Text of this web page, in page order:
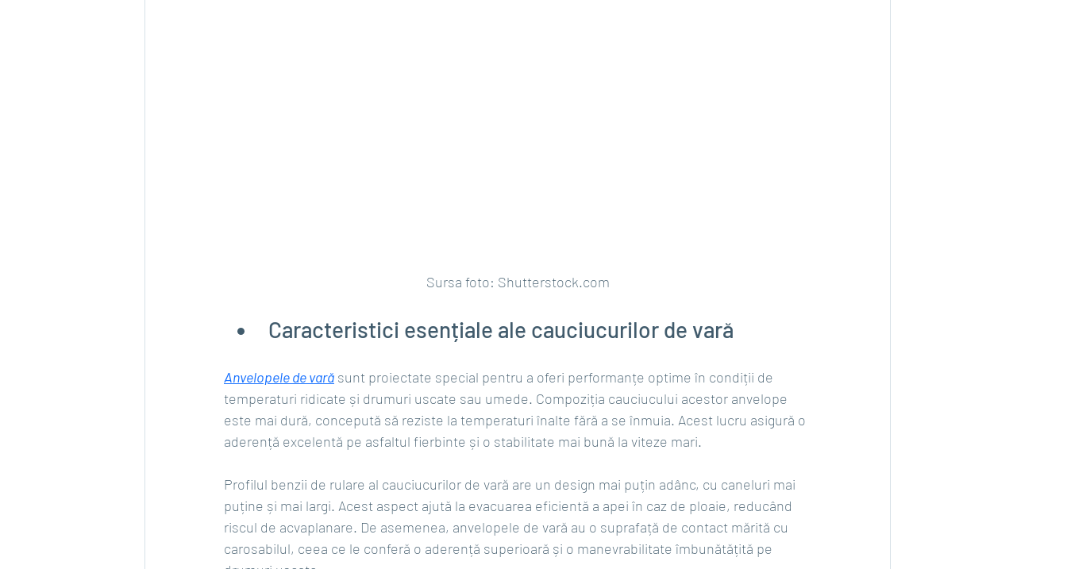
Sursa foto: Shutterstock.com
Caracteristici esențiale ale cauciucurilor de vară
Anvelopele de vară sunt proiectate special pentru a oferi performanțe optime în condiții de
temperaturi ridicate și drumuri uscate sau umede. Compoziția cauciucului acestor anvelope
este mai dură, concepută să reziste la temperaturi înalte fără a se înmuia. Acest lucru asigură o
aderență excelentă pe asfaltul fierbinte și o stabilitate mai bună la viteze mari.
Profilul benzii de rulare al cauciucurilor de vară are un design mai puțin adânc, cu caneluri mai
puține și mai largi. Acest aspect ajută la evacuarea eficientă a apei în caz de ploaie, reducând
riscul de acvaplanare. De asemenea, anvelopele de vară au o suprafață de contact mărită cu
carosabilul, ceea ce le conferă o aderență superioară și o manevrabilitate îmbunătățită pe